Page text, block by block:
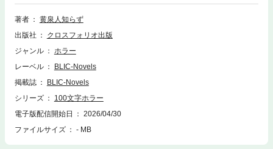
ージ、各１００文字でつづる小さな１００の物語※本作は黄泉人知らずの
個人誌作品の電子書籍版となります。【106ページ】
著者
黄泉人知らず
出版社
クロスフォリオ出版
ジャンル
ホラー
レーベル
BLIC-Novels
掲載誌
BLIC-Novels
シリーズ
100文字ホラー
電子版配信開始日
2026/04/30
ファイルサイズ
- MB